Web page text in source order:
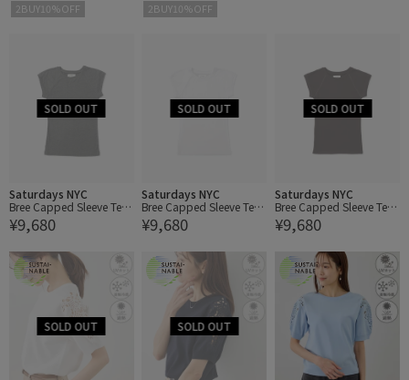
2BUY10%OFF 2BUY10%OFF
Saturdays NYC
Bree Capped Sleeve Tee |
WOMEN
¥9,680
Saturdays NYC
Bree Capped Sleeve Tee |
WOMEN
¥9,680
Saturdays NYC
Bree Capped Sleeve Tee |
WOMEN
¥9,680